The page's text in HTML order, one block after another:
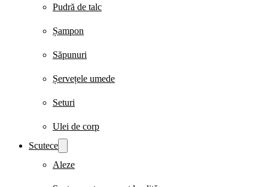
Pudră de talc
Șampon
Săpunuri
Șervețele umede
Seturi
Ulei de corp
Scutece
Aleze